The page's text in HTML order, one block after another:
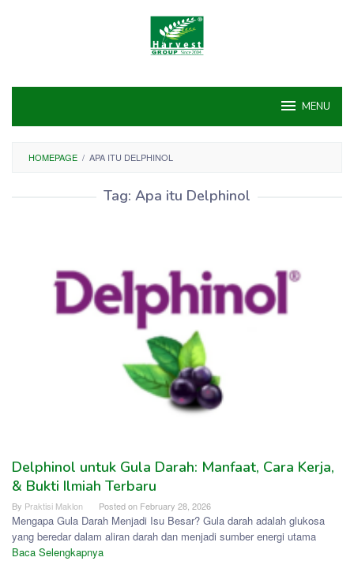
MENU
HOMEPAGE / APA ITU DELPHINOL
Tag: Apa itu Delphinol
Delphinol untuk Gula Darah: Manfaat, Cara Kerja,
& Bukti Ilmiah Terbaru
By Praktisi Maklon Posted on February 28, 2026
Mengapa Gula Darah Menjadi Isu Besar? Gula darah adalah glukosa
yang beredar dalam aliran darah dan menjadi sumber energi utama
Baca Selengkapnya